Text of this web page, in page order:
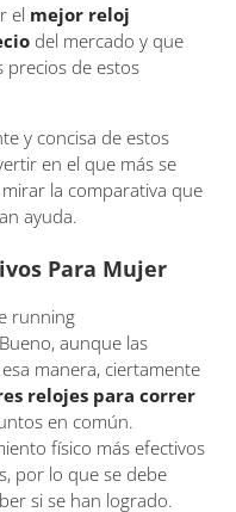
el mejor reloj
del mercado y que
precios de estos
y concisa de estos
en el que más se
la comparativa que
ayuda.
Para Mujer
running
aunque las
manera, ciertamente
relojes para correr
en común.
físico más efectivos
por lo que se debe
si se han logrado.